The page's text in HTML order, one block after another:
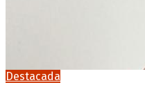
Destacada